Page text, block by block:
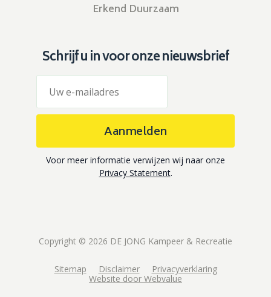
Erkend Duurzaam
Schrijf u in voor onze nieuwsbrief
Aanmelden
Voor meer informatie verwijzen wij naar onze
Privacy Statement.
Copyright © 2026 DE JONG Kampeer & Recreatie
Sitemap Disclaimer
Privacyverklaring
Website door Webvalue